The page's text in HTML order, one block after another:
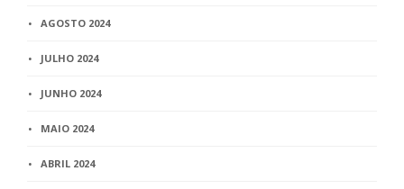
AGOSTO 2024
JULHO 2024
JUNHO 2024
MAIO 2024
ABRIL 2024